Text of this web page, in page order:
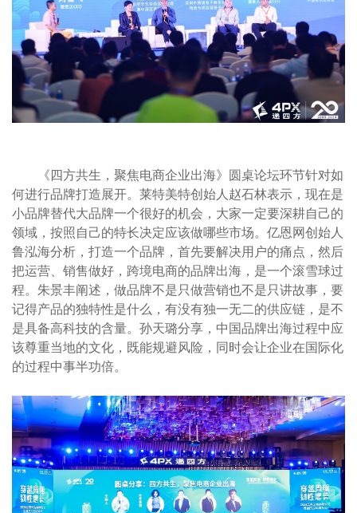
《四方共生，聚焦电商企业出海》圆桌论坛环节针对如
何进行品牌打造展开。莱特美特创始人赵石林表示，现在是
小品牌替代大品牌一个很好的机会，大家一定要深耕自己的
领域，按照自己的特长决定应该做哪些市场。亿恩网创始人
鲁泓海分析，打造一个品牌，首先要解决用户的痛点，然后
把运营、销售做好，跨境电商的品牌出海，是一个滚雪球过
程。朱景丰阐述，做品牌不是只做营销也不是只讲故事，要
记得产品的独特性是什么，有没有独一无二的供应链，是不
是具备高科技的含量。孙天璐分享，中国品牌出海过程中应
该尊重当地的文化，既能规避风险，同时会让企业在国际化
的过程中事半功倍。